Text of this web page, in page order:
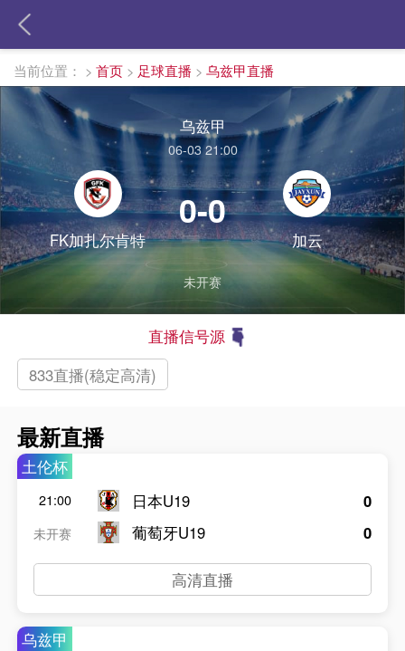
当前位置： > 首页 > 足球直播 > 乌兹甲直播
乌兹甲
06-03 21:00
FK加扎尔肯特
0-0
加云
未开赛
直播信号源
833直播(稳定高清)
最新直播
土伦杯
21:00
未开赛
日本U19
葡萄牙U19
0
0
高清直播
乌兹甲